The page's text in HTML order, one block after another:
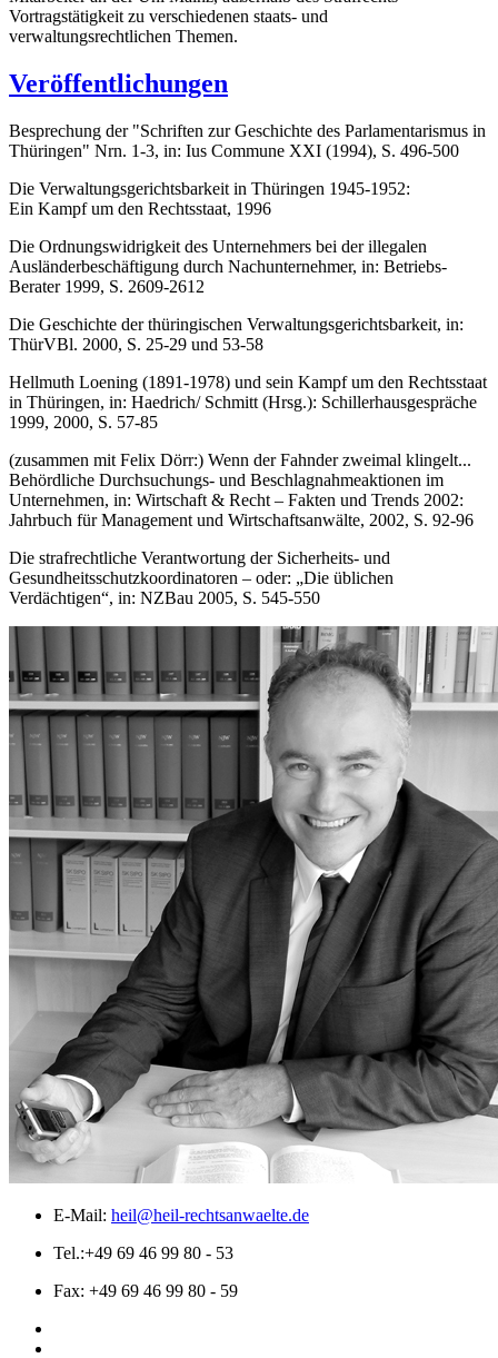
Vortragstätigkeit zu verschiedenen staats- und
verwaltungsrechtlichen Themen.
Veröffentlichungen
Besprechung der "Schriften zur Geschichte des Parlamentarismus in
Thüringen" Nrn. 1-3, in: Ius Commune XXI (1994), S. 496-500
Die Verwaltungsgerichtsbarkeit in Thüringen 1945-1952:
Ein Kampf um den Rechtsstaat, 1996
Die Ordnungswidrigkeit des Unternehmers bei der illegalen
Ausländerbeschäftigung durch Nachunternehmer, in: Betriebs-
Berater 1999, S. 2609-2612
Die Geschichte der thüringischen Verwaltungsgerichtsbarkeit, in:
ThürVBl. 2000, S. 25-29 und 53-58
Hellmuth Loening (1891-1978) und sein Kampf um den Rechtsstaat
in Thüringen, in: Haedrich/ Schmitt (Hrsg.): Schillerhausgespräche
1999, 2000, S. 57-85
(zusammen mit Felix Dörr:) Wenn der Fahnder zweimal klingelt...
Behördliche Durchsuchungs- und Beschlagnahmeaktionen im
Unternehmen, in: Wirtschaft & Recht – Fakten und Trends 2002:
Jahrbuch für Management und Wirtschaftsanwälte, 2002, S. 92-96
Die strafrechtliche Verantwortung der Sicherheits- und
Gesundheitsschutzkoordinatoren – oder: „Die üblichen
Verdächtigen“, in: NZBau 2005, S. 545-550
E-Mail: heil@heil-rechtsanwaelte.de
Tel.:+49 69 46 99 80 - 53
Fax: +49 69 46 99 80 - 59